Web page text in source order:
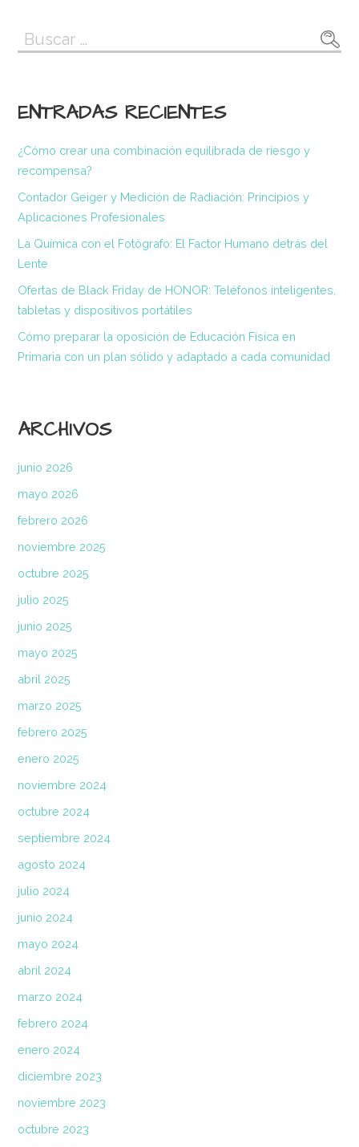
Buscar:
ENTRADAS RECIENTES
¿Cómo crear una combinación equilibrada de riesgo y
recompensa?
Contador Geiger y Medición de Radiación: Principios y
Aplicaciones Profesionales
La Química con el Fotógrafo: El Factor Humano detrás del
Lente
Ofertas de Black Friday de HONOR: Teléfonos inteligentes,
tabletas y dispositivos portátiles
Cómo preparar la oposición de Educación Física en
Primaria con un plan sólido y adaptado a cada comunidad
ARCHIVOS
junio 2026
mayo 2026
febrero 2026
noviembre 2025
octubre 2025
julio 2025
junio 2025
mayo 2025
abril 2025
marzo 2025
febrero 2025
enero 2025
noviembre 2024
octubre 2024
septiembre 2024
agosto 2024
julio 2024
junio 2024
mayo 2024
abril 2024
marzo 2024
febrero 2024
enero 2024
diciembre 2023
noviembre 2023
octubre 2023